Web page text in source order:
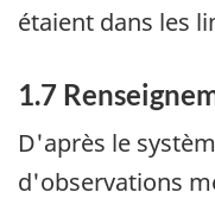
étaient dans les
1.7
D'après le
d'observations